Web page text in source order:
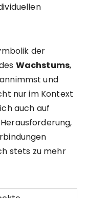
der
Wachstums,
und
nur im Kontext
auch auf
stets zu mehr